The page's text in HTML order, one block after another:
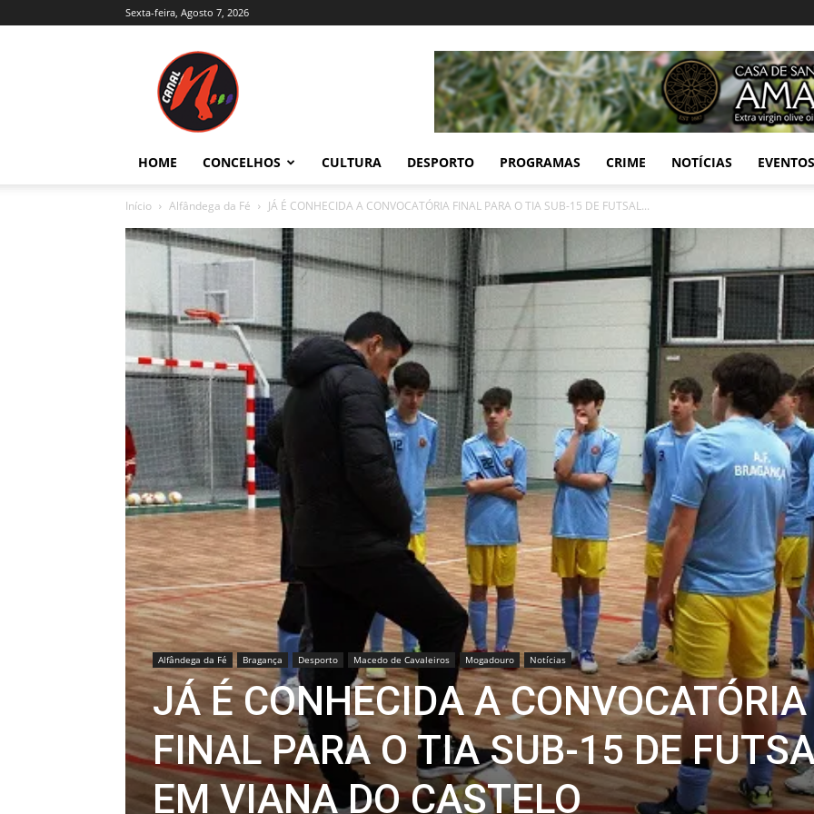
Sexta-feira, Agosto 7, 2026
Trás-
e
Alto
Douro
HOME CONCELHOS CULTURA DESPORTO PROGRAMAS CRIME NOTÍCIAS EVENTOS
Início Alfândega da Fé JÁ É CONHECIDA A CONVOCATÓRIA FINAL PARA O TIA SUB-15 DE FUTSAL...
Alfândega da Fé Bragança Desporto Macedo de Cavaleiros Mogadouro Notícias
JÁ É CONHECIDA A CONVOCATÓRIA
FINAL PARA O TIA SUB-15 DE
EM VIANA DO CASTELO